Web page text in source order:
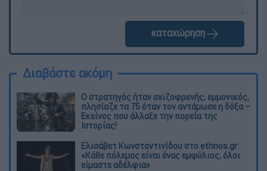
καταχώρηση
Διαβάστε ακόμη
O στρατηγός ήταν σχιζοφρενής, εμμονικός,
πλησίαζε τα 75 όταν τον αντάμωσε η δόξα –
Εκείνος που άλλαξε την πορεία της
Ιστορίας!
Ελισάβετ Κωνσταντινίδου στο ethnos.gr:
«Κάθε πόλεμος είναι ένας εμφύλιος, όλοι
είμαστε αδέλφια»